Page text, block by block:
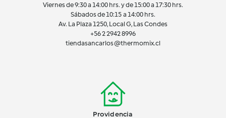
Viernes de 9:30 a 14:00 hrs. y de 15:00 a 17:30 hrs.
Sábados de 10:15 a 14:00 hrs.
Av. La Plaza 1250, Local G, Las Condes
+56 2 2942 8996
tiendasancarlos@thermomix.cl
Providencia